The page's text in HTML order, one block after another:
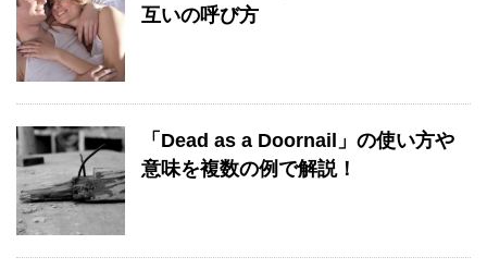
互いの呼び方
「Dead as a Doornail」の使い方や
意味を複数の例で解説！